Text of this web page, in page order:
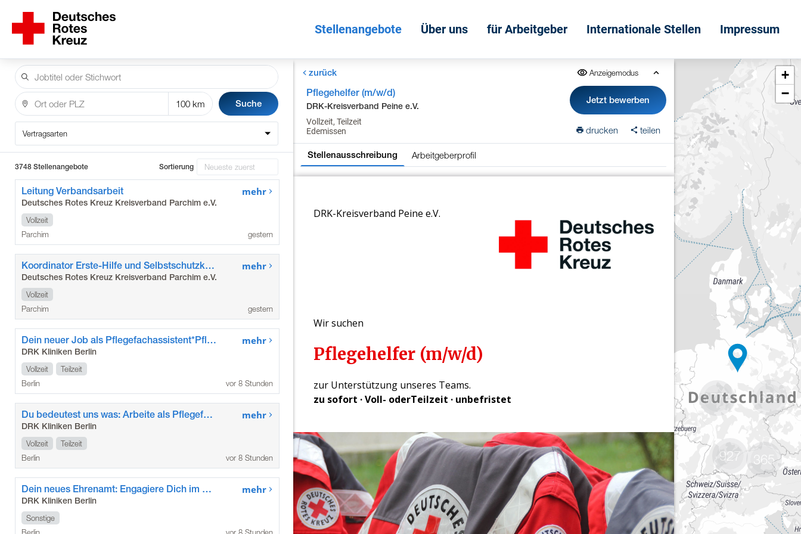
Stellenangebote Über uns für Arbeitgeber Internationale Stellen Impressum
Suche
Vertragsarten
3748 Stellenangebote Sortierung
Leitung Verbandsarbeit
Deutsches Rotes Kreuz Kreisverband Parchim e.V.
Vollzeit
Parchim
mehr
gestern
Koordinator Erste-Hilfe und Selbstschutzkompetenz
Deutsches Rotes Kreuz Kreisverband Parchim e.V.
Vollzeit
Parchim
mehr
gestern
Dein neuer Job als Pflegefachassistent*Pflegefachassistentin im Kunstkrankenhaus
DRK Kliniken Berlin
Vollzeit
Teilzeit
Berlin
mehr
vor 8 Stunden
Du bedeutest uns was: Arbeite als Pflegefachkraft / Pflegefachfrau*mann in den DRK Kliniken Berlin Köpenick
DRK Kliniken Berlin
Vollzeit
Teilzeit
Berlin
mehr
vor 8 Stunden
Dein neues Ehrenamt: Engagiere Dich im Besuchsdienst „Die Zeitschenker*innen“ der DRK Kliniken Berlin Köpenick
DRK Kliniken Berlin
Sonstige
mehr
zurück Anzeigemodus
Pflegehelfer (m/w/d)
DRK-Kreisverband Peine e.V.
Vollzeit, Teilzeit
Edemissen
Jetzt bewerben
drucken teilen
Stellenausschreibung Arbeitgeberprofil
1774
927
678
365
+
−